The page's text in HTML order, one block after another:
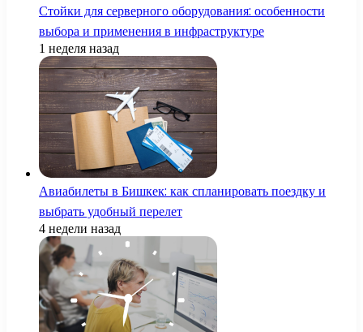
Стойки для серверного оборудования: особенности
выбора и применения в инфраструктуре
1 неделя назад
Авиабилеты в Бишкек: как спланировать поездку и
выбрать удобный перелет
4 недели назад